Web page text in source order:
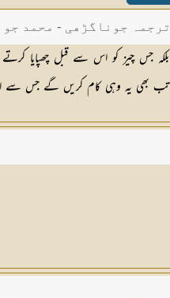
ترجمہ جوناگڑھی - محمد
بلکہ جس چیز کو اس سے قبل چھپایا
تب بھی یہ وہی کام کریں گے جس سے ان